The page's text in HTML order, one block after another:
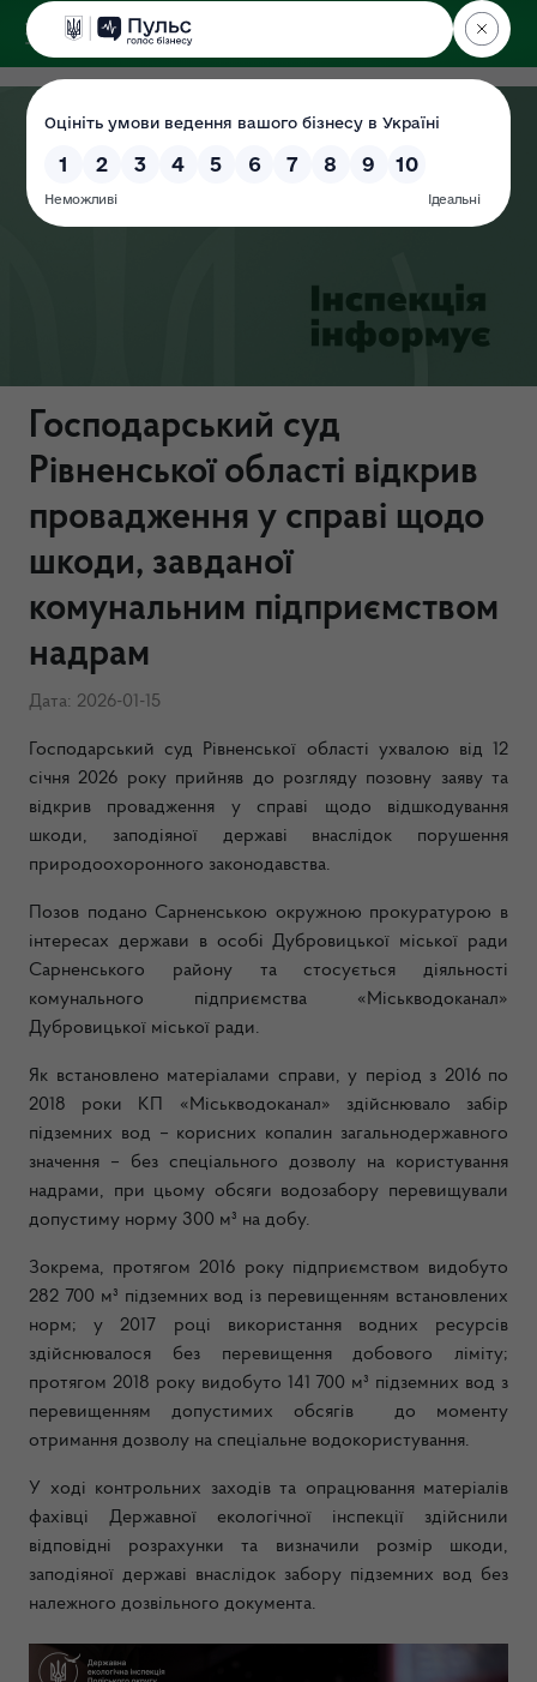
ДЕРЖЕКОІНСПЕКЦІЯ
Поліського округу
Господарський суд
Рівненської області відкрив
провадження у справі щодо
шкоди, завданої
комунальним підприємством
надрам
Дата: 2026-01-15
Господарський суд Рівненської області ухвалою від 12
січня 2026 року прийняв до розгляду позовну заяву та
відкрив провадження у справі щодо відшкодування
шкоди, заподіяної державі внаслідок порушення
природоохоронного законодавства.
Позов подано Сарненською окружною прокуратурою в
інтересах держави в особі Дубровицької міської ради
Сарненського району та стосується діяльності
комунального підприємства «Міськводоканал»
Дубровицької міської ради.
Як встановлено матеріалами справи, у період з 2016 по
2018 роки КП «Міськводоканал» здійснювало забір
підземних вод – корисних копалин загальнодержавного
значення – без спеціального дозволу на користування
надрами, при цьому обсяги водозабору перевищували
допустиму норму 300 м³ на добу.
Зокрема, протягом 2016 року підприємством видобуто
282 700 м³ підземних вод із перевищенням встановлених
норм; у 2017 році використання водних ресурсів
здійснювалося без перевищення добового ліміту;
протягом 2018 року видобуто 141 700 м³ підземних вод з
перевищенням допустимих обсягів до моменту
отримання дозволу на спеціальне водокористування.
У ході контрольних заходів та опрацювання матеріалів
фахівці Державної екологічної інспекції здійснили
відповідні розрахунки та визначили розмір шкоди,
заподіяної державі внаслідок забору підземних вод без
належного дозвільного документа.